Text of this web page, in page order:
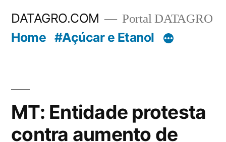
DATAGRO.COM Portal DATAGRO
Home #Açúcar e Etanol
MT: Entidade protesta
contra aumento de